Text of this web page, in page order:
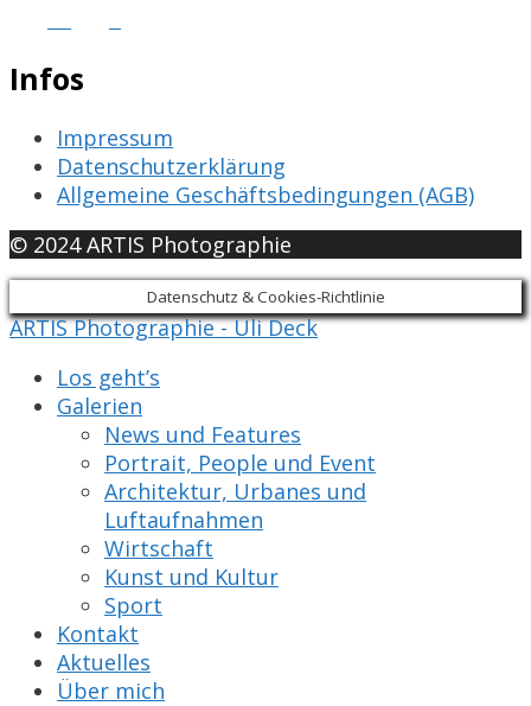
Infos
Impressum
Datenschutzerklärung
Allgemeine Geschäftsbedingungen (AGB)
© 2024 ARTIS Photographie
Datenschutz & Cookies-Richtlinie
ARTIS Photographie - Uli Deck
Los geht’s
Galerien
News und Features
Portrait, People und Event
Architektur, Urbanes und
Luftaufnahmen
Wirtschaft
Kunst und Kultur
Sport
Kontakt
Aktuelles
Über mich